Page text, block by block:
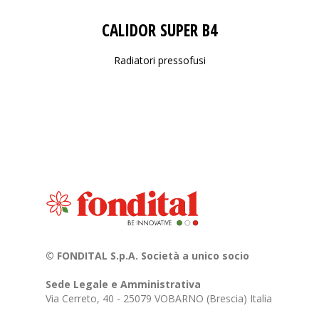
CALIDOR SUPER B4
Radiatori pressofusi
© FONDITAL S.p.A. Società a unico socio
Sede Legale e Amministrativa
Via Cerreto, 40 - 25079 VOBARNO (Brescia) Italia